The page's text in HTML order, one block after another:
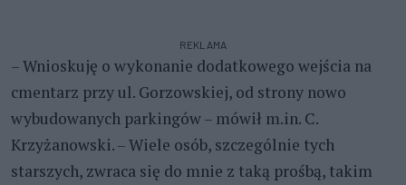
REKLAMA
– Wnioskuję o wykonanie dodatkowego wejścia na
cmentarz przy ul. Gorzowskiej, od strony nowo
wybudowanych parkingów – mówił m.in. C.
Krzyżanowski. – Wiele osób, szczególnie tych
starszych, zwraca się do mnie z taką prośbą, takim